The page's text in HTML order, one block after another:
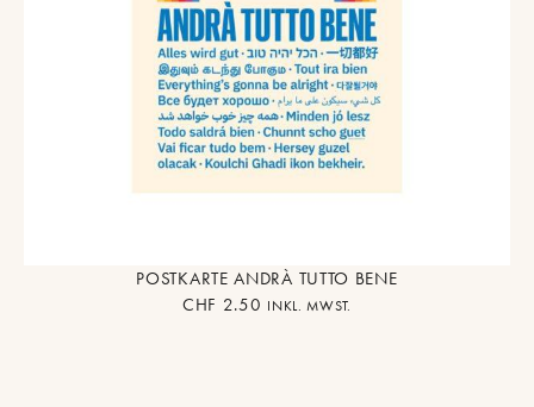
POSTKARTE ANDRÀ TUTTO BENE
CHF 2.50 INKL. MWST.